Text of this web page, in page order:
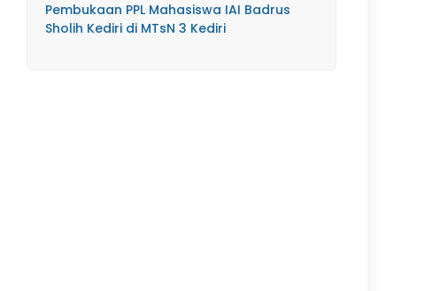
Pembukaan PPL Mahasiswa IAI Badrus
Sholih Kediri di MTsN 3 Kediri